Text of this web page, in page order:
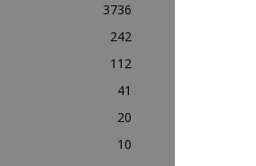
3736
242
112
41
20
10